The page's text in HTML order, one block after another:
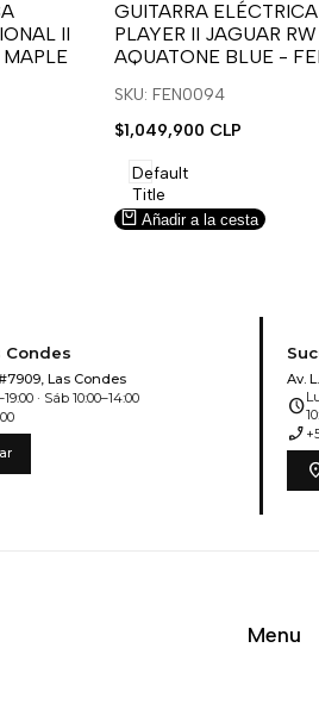
II
MAPLE
para
usar
la
lista
deseos.
para
usar
Compare
GUITARRA ELÉCTRICA
PLAYER II JAGUAR RW
AQUATONE BLUE -
SKU: FEN0094
Precio
venta
$1,049,900 CLP
Default
Title
Añadir a la cesta
Condes
Las Condes
· Sáb 10:00–14:00
Av.
schedule
phone_enabled
Menu